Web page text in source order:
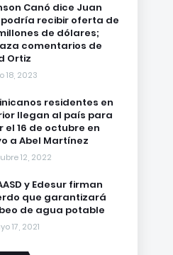
Canó dice Juan
podría recibir oferta de
de dólares;
comentarios de
Ortiz
18, 2023
residentes en
llegan al país para
el 16 de octubre en
a Abel Martínez
12, 2022
y Edesur firman
que garantizará
de agua potable
17, 2021